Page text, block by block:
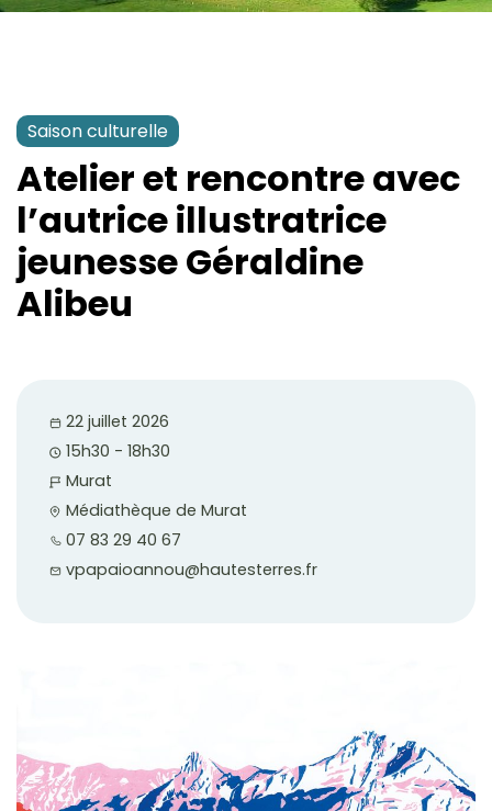
Saison culturelle
Atelier et rencontre avec
l’autrice illustratrice
jeunesse Géraldine
Alibeu
22 juillet 2026
15h30 - 18h30
Murat
Médiathèque de Murat
07 83 29 40 67
vpapaioannou@hautesterres.fr